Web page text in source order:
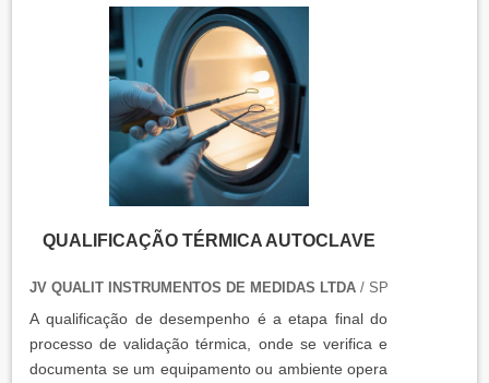
QUALIFICAÇÃO TÉRMICA AUTOCLAVE
JV QUALIT INSTRUMENTOS DE MEDIDAS LTDA/ SP
A qualificação de desempenho é a etapa final do
processo de validação térmica, onde se verifica e
documenta se um equipamento ou ambiente opera